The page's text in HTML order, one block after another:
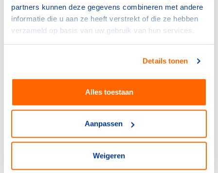
partners kunnen deze gegevens combineren met andere
informatie die u aan ze heeft verstrekt of die ze hebben
verzameld op basis van uw gebruik van hun services.
Details tonen
Alles toestaan
Aanpassen
Weigeren
NOC*NSF
Verlos het midden- en
kleinbedrijf van de rekening
voor sportblessures
Sport en bewegen als basis
voor een sterke provincie
6 juli 2026
NOC*NSF
olympisch schaatsen 2030 in
Heerenveen